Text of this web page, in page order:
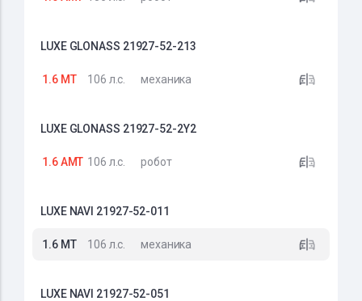
LUXE GLONASS 21927-52-213
1.6 MT 106 л.с. механика
LUXE GLONASS 21927-52-2Y2
1.6 AMT 106 л.с. робот
LUXE NAVI 21927-52-011
1.6 MT 106 л.с. механика
LUXE NAVI 21927-52-051